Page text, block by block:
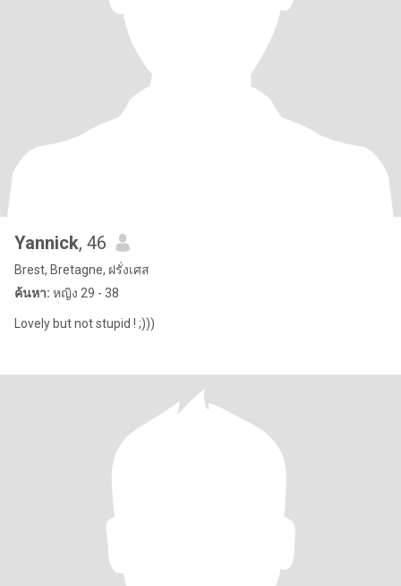
Yannick, 46
Brest, Bretagne, ฝรั่งเศส
ค้นหา: หญิง 29 - 38
Lovely but not stupid ! ;)))